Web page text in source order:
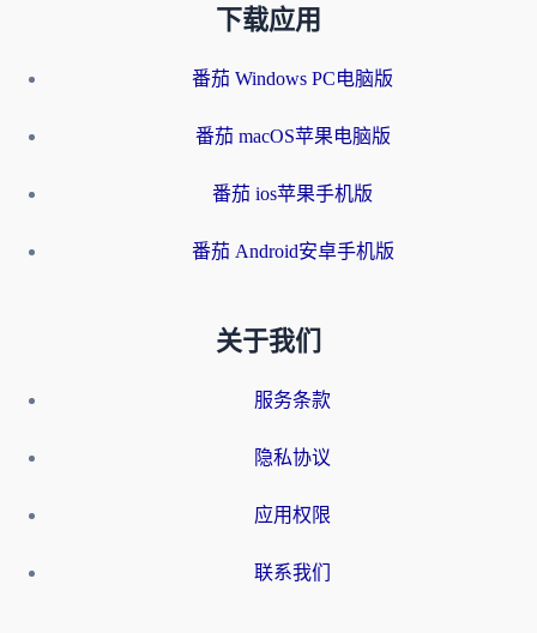
下载应用
番茄 Windows PC电脑版
番茄 macOS苹果电脑版
番茄 ios苹果手机版
番茄 Android安卓手机版
关于我们
服务条款
隐私协议
应用权限
联系我们